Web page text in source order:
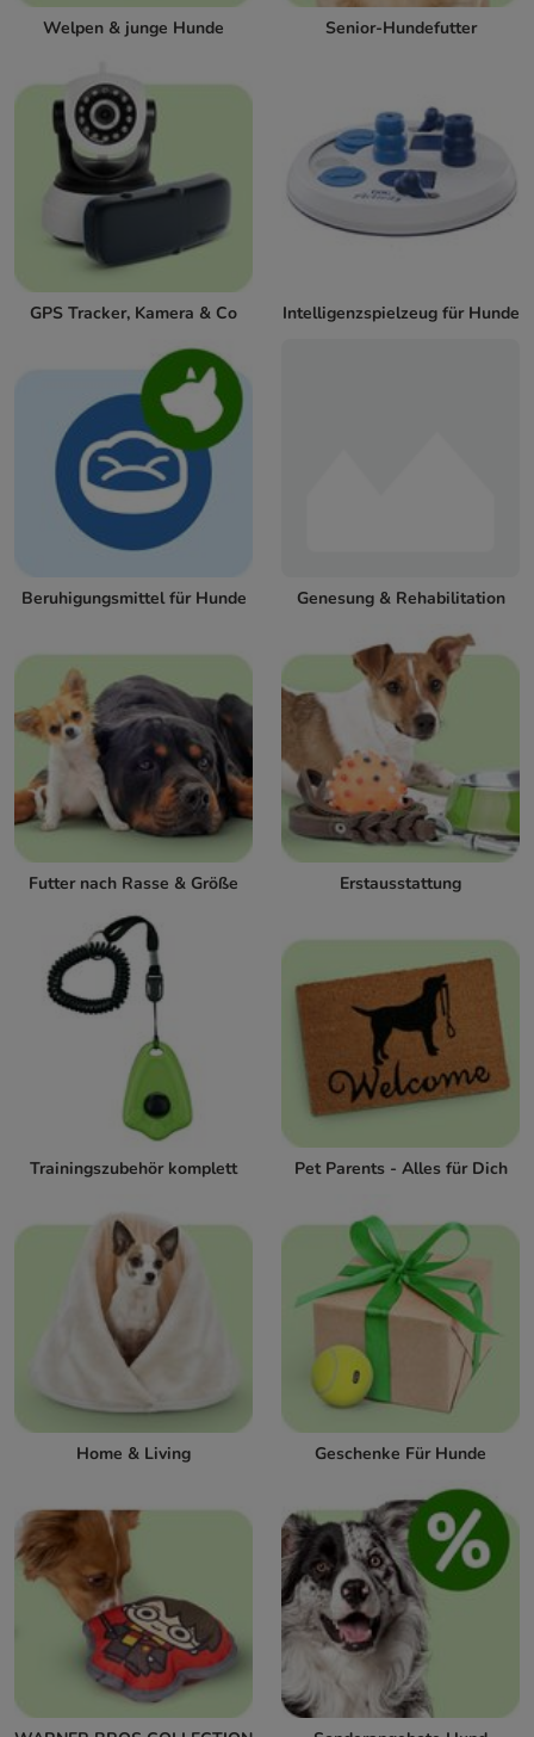
Welpen & junge Hunde Senior-Hundefutter
GPS Tracker, Kamera & Co Intelligenzspielzeug für Hunde
Beruhigungsmittel für Hunde Genesung & Rehabilitation
Futter nach Rasse & Größe Erstausstattung
Trainingszubehör komplett Pet Parents - Alles für Dich
Home & Living Geschenke Für Hunde